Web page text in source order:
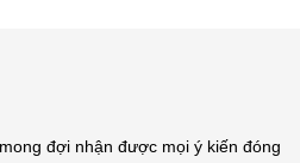
follow 350W và 440W.
đợi nhận được mọi ý kiến đóng